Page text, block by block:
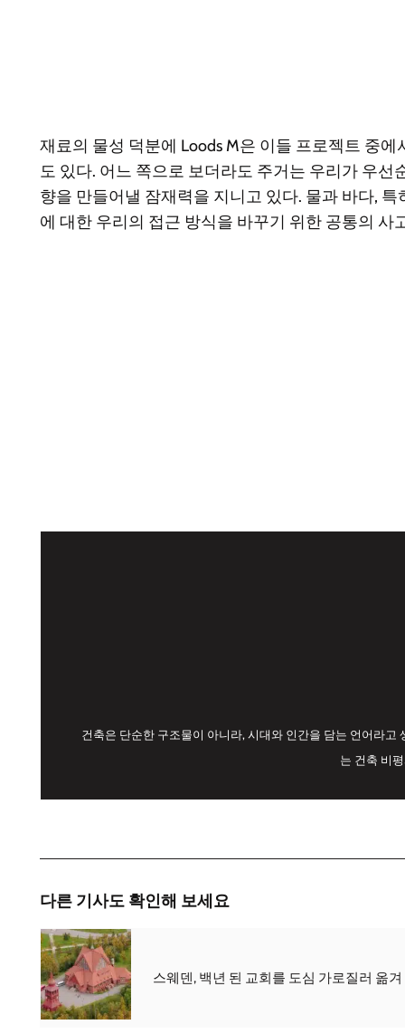
재료의 물성 덕분에 Loods M은 이들 프로젝트 중
도 있다. 어느 쪽으로 보더라도 주거는 우리가 우
향을 만들어낼 잠재력을 지니고 있다. 물과 바다,
에 대한 우리의 접근 방식을 바꾸기 위한 공통의 사
건축은 단순한 구조물이 아니라, 시대와 인간을 담는 언어라
는 건축 비
다른 기사도 확인해 보세요
스웨덴, 백년 된 교회를 도심 가로질러 옮